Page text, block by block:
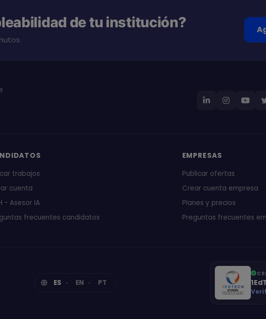
de tu institución?
trabajos
cuenta
- Asesor IA
frecuentes candidatos
EMPRESAS
Publicar ofertas
Crear cuenta empresa
Planes y precios
Preguntas frecuentes
ES EN PT